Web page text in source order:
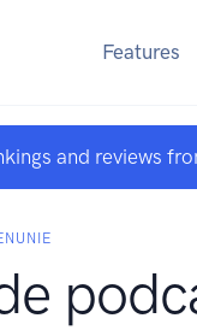
Features
and reviews